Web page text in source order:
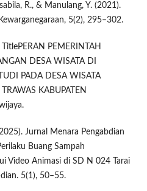
R., & Manulang, Y. (2021).
5(2), 295–302.
PEMERINTAH
DESA WISATA DI
PADA DESA WISATA
KABUPATEN
Jurnal Menara Pengabdian
Buang Sampah
Video Animasi di SD N 024 Tarai
5(1), 50–55.